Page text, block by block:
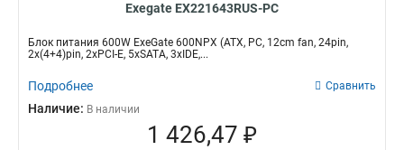
Exegate EX221643RUS-PC
Блок питания 600W ExeGate 600NPX (ATX, PC, 12cm fan, 24pin,
2x(4+4)pin, 2xPCI-E, 5xSATA, 3xIDE,...
Подробнее Сравнить
Наличие: В наличии
1 426,47 ₽